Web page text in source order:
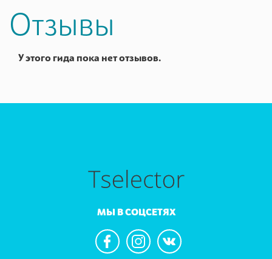
Отзывы
У этого гида пока нет отзывов.
МЫ В СОЦСЕТЯХ